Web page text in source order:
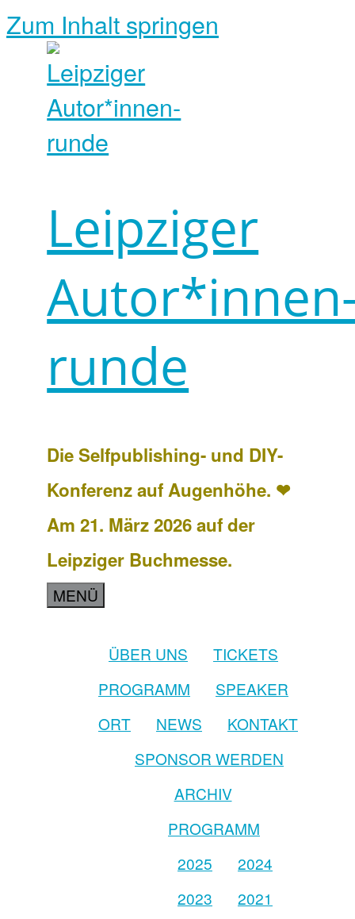
Zum Inhalt springen
Leipziger
runde
Die Selfpublishing- und DIY-
Konferenz auf Augenhöhe. ❤
Am 21. März 2026 auf der
Leipziger Buchmesse.
MENÜ
ÜBER UNS
TICKETS
PROGRAMM
SPEAKER
ORT
NEWS
KONTAKT
SPONSOR WERDEN
ARCHIV
PROGRAMM
2025
2024
2023
2021